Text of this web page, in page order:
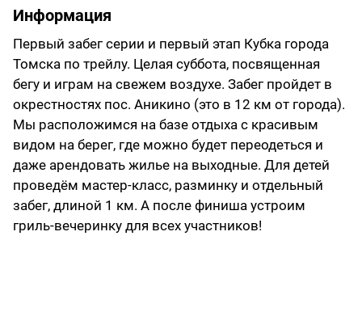
Информация
Первый забег серии и первый этап Кубка города
Томска по трейлу. Целая суббота, посвященная
бегу и играм на свежем воздухе. Забег пройдет в
окрестностях пос. Аникино (это в 12 км от города).
Мы расположимся на базе отдыха с красивым
видом на берег, где можно будет переодеться и
даже арендовать жилье на выходные. Для детей
проведём мастер-класс, разминку и отдельный
забег, длиной 1 км. А после финиша устроим
гриль-вечеринку для всех участников!